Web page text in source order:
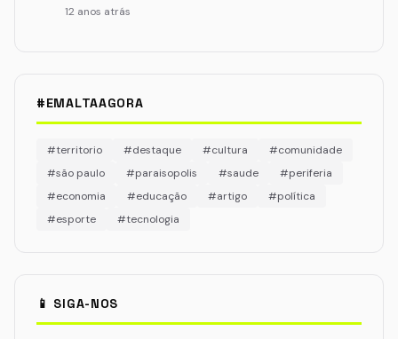
12 anos atrás
#EMALTAAGORA
#territorio #destaque #cultura
#comunidade
#são paulo
#paraisopolis #saude
#periferia
#economia
#educação #artigo
#política
#esporte
#tecnologia
📱 SIGA-NOS